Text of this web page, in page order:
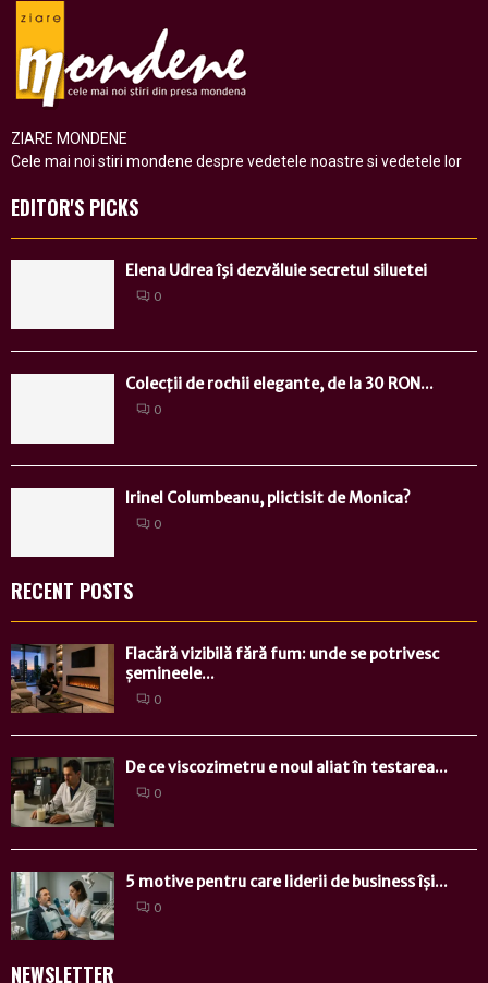
ZIARE MONDENE
Cele mai noi stiri mondene despre vedetele noastre si vedetele lor
EDITOR'S PICKS
Elena Udrea îşi dezvăluie secretul siluetei
0
Colecții de rochii elegante, de la 30 RON...
0
Irinel Columbeanu, plictisit de Monica?
0
RECENT POSTS
Flacără vizibilă fără fum: unde se potrivesc
șemineele...
0
De ce viscozimetru e noul aliat în testarea...
0
5 motive pentru care liderii de business își...
0
NEWSLETTER